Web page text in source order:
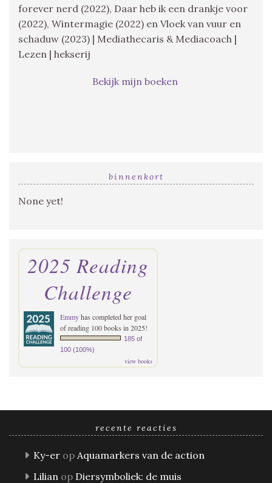
forever nerd (2022), Daar heb ik een drankje voor
(2022), Wintermagie (2022) en Vloek van vuur en
schaduw (2023) | Mediathecaris & Mediacoach |
Lezen | hekserij
Bekijk mijn boeken
binnenkort
None yet!
2025 Reading
Challenge
Emmyhas completed her goal
of reading 100 books in 2025!
185 of
100 (100%)
view books
recente reacties
Ky-er op Aquamarkers van de action
Lilian op Diersymboliek: de muis